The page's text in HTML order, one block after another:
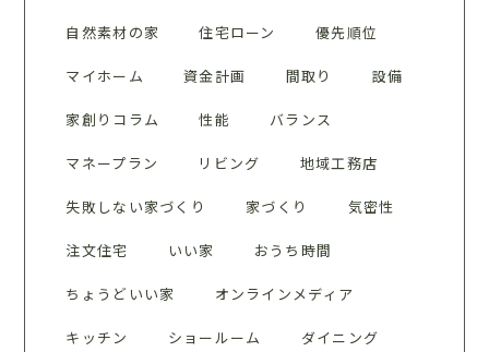
自然素材の家 住宅ローン 優先順位
マイホーム 資金計画 間取り 設備
家創りコラム 性能 バランス
マネープラン リビング 地域工務店
失敗しない家づくり 家づくり 気密性
注文住宅 いい家 おうち時間
ちょうどいい家 オンラインメディア
キッチン ショールーム ダイニング